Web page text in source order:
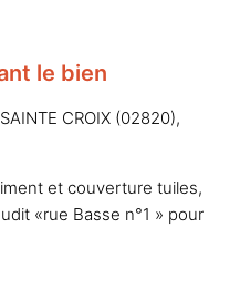
le bien
CROIX (02820),
et couverture tuiles,
«rue Basse n°1 » pour